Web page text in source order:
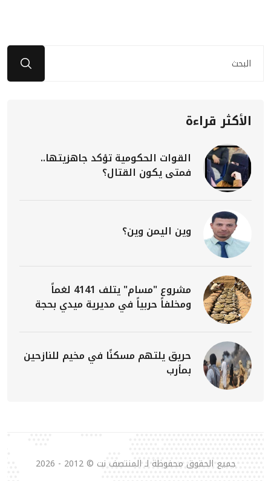
الأكثر قراءة
القوات الحكومية تؤكد جاهزيتها..
فمتى يكون القتال؟
وين اليمن وين؟
مشروع "مسام" يتلف 4141 لغماً
ومخلفاً حربياً في مديرية ميدي بحجة
حريق يلتهم مسكنًا في مخيم للنازحين
بمأرب
جميع الحقوق محفوظة لـ المنتصف نت © 2012 - 2026